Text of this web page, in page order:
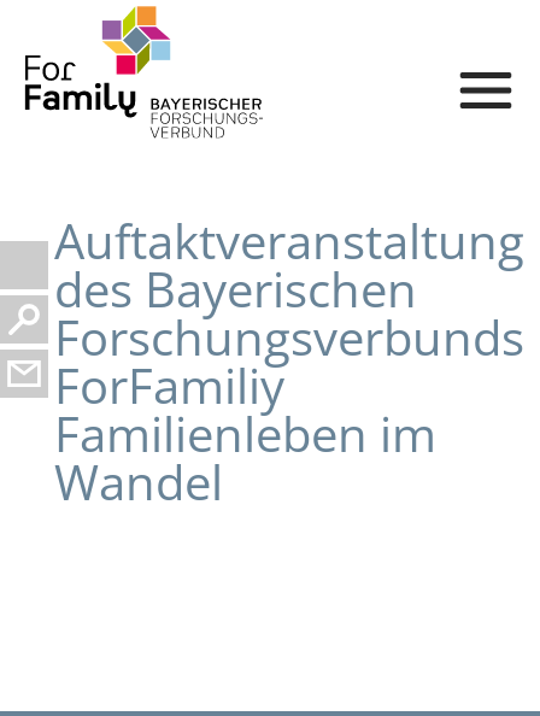
Auftaktveranstaltung
des Bayerischen
Forschungsverbunds
ForFamiliy
Familienleben im
Wandel